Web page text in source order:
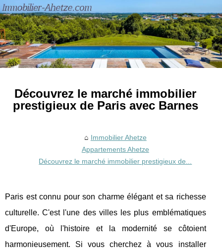
Découvrez le marché immobilier
prestigieux de Paris avec Barnes
Immobilier Ahetze
Appartements Ahetze
Découvrez le marché immobilier prestigieux de...
Paris est connu pour son charme élégant et sa richesse
culturelle. C'est l'une des villes les plus emblématiques
d'Europe, où l'histoire et la modernité se côtoient
harmonieusement. Si vous cherchez à vous installer